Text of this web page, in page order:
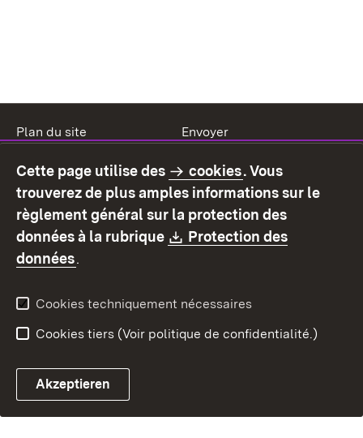
Plan du site
Envoyer
Mode d'emploi
Déclaration sur
l'accessibilité
Contact
Signaler un lien brisé
Cette page utilise des cookies. Vous
trouverez de plus amples informations sur le
règlement général sur la protection des
données à la rubrique
Download:
Protection des
données.
Cookies techniquement nécessaires
Cookies tiers (Voir politique de confidentialité.)
Akzeptieren